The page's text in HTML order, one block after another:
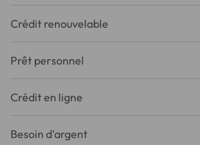
Crédit renouvelable
Prêt personnel
Crédit en ligne
Besoin d'argent